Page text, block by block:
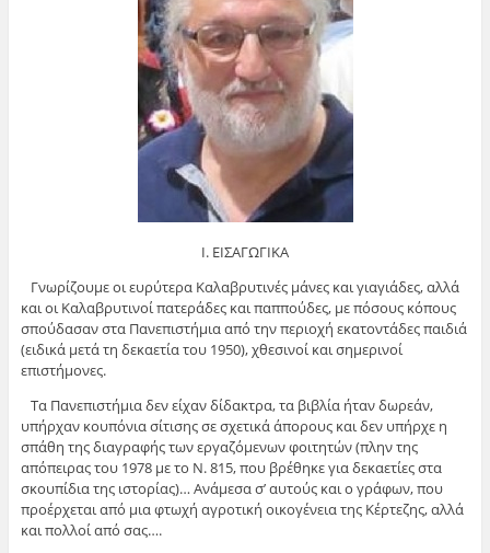
Ι. ΕΙΣΑΓΩΓΙΚΑ
Γνωρίζουμε οι ευρύτερα Καλαβρυτινές μάνες και γιαγιάδες, αλλά
και οι Καλαβρυτινοί πατεράδες και παππούδες, με πόσους κόπους
σπούδασαν στα Πανεπιστήμια από την περιοχή εκατοντάδες παιδιά
(ειδικά μετά τη δεκαετία του 1950), χθεσινοί και σημερινοί
επιστήμονες.
Τα Πανεπιστήμια δεν είχαν δίδακτρα, τα βιβλία ήταν δωρεάν,
υπήρχαν κουπόνια σίτισης σε σχετικά άπορους και δεν υπήρχε η
σπάθη της διαγραφής των εργαζόμενων φοιτητών (πλην της
απόπειρας του 1978 με το Ν. 815, που βρέθηκε για δεκαετίες στα
σκουπίδια της ιστορίας)… Ανάμεσα σ’ αυτούς και ο γράφων, που
προέρχεται από μια φτωχή αγροτική οικογένεια της Κέρτεζης, αλλά
και πολλοί από σας….